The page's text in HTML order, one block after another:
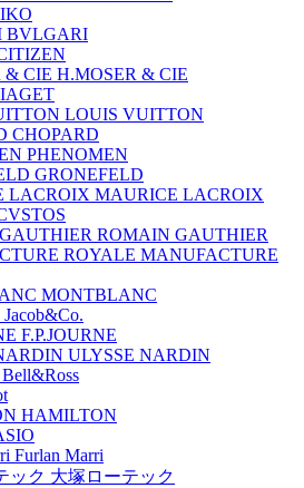
BVLGARI
H.MOSER & CIE
LOUIS VUITTON
CHOPARD
PHENOMEN
GRONEFELD
MAURICE LACROIX
ROMAIN GAUTHIER
MANUFACTURE
MONTBLANC
Jacob&Co.
F.P.JOURNE
ULYSSE NARDIN
Bell&Ross
HAMILTON
Furlan Marri
大塚ローテック